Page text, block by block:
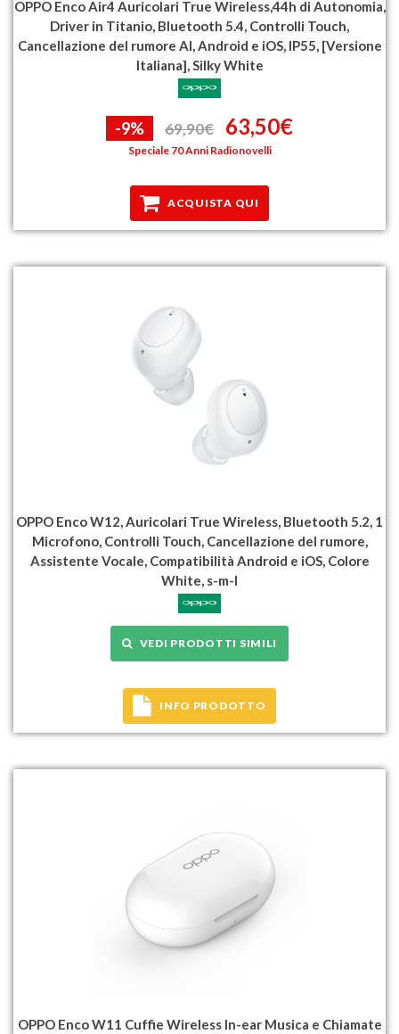
OPPO Enco Air4 Auricolari True Wireless,44h di Autonomia,
Driver in Titanio, Bluetooth 5.4, Controlli Touch,
Cancellazione del rumore AI, Android e iOS, IP55, [Versione
Italiana], Silky White
-9% 69,90€ 63,50€
Speciale 70 Anni Radionovelli
ACQUISTA QUI
OPPO Enco W12, Auricolari True Wireless, Bluetooth 5.2, 1
Microfono, Controlli Touch, Cancellazione del rumore,
Assistente Vocale, Compatibilità Android e iOS, Colore
White, s-m-l
VEDI PRODOTTI SIMILI
INFO PRODOTTO
OPPO Enco W11 Cuffie Wireless In-ear Musica e Chiamate